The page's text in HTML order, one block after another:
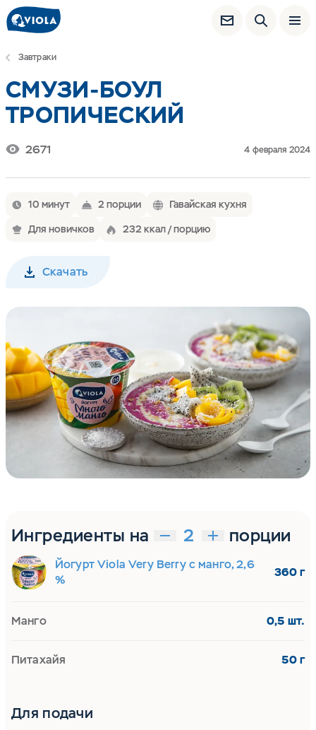
Завтраки
СМУЗИ-БОУЛ
ТРОПИЧЕСКИЙ
2671 4 февраля 2024
10 минут 2 порции
Гавайская кухня
Для новичков
232 ккал / порцию
Скачать
Ингредиенты на порции
Йогурт Viola Very Berry с манго, 2,6
%
360 г
Манго 0,5 шт.
Питахайя 50 г
Для подачи